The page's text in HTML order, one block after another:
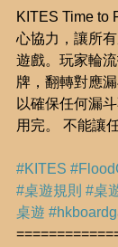
KITES Time to
心協力，讓所
遊戲。玩家輪
牌，翻轉對應
以確保任何漏
用完。 不能讓
#KITES
#桌遊規則 #桌
桌遊